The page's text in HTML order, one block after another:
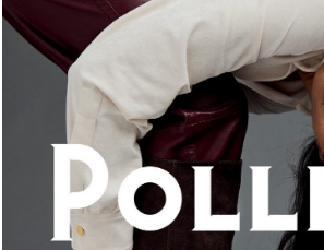
An ode to the house’s vibrant Italian